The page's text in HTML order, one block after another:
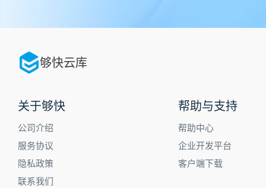
够快云库
关于够快
公司介绍
服务协议
隐私政策
联系我们
帮助与支持
帮助中心
企业开发平台
客户端下载